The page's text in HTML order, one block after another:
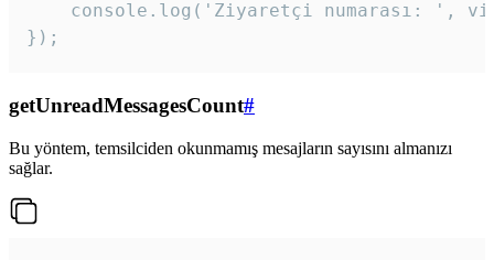
console.log('Ziyaretçi numarası: ',
});
getUnreadMessagesCount#
Bu yöntem, temsilciden okunmamış mesajların sayısını almanızı
sağlar.